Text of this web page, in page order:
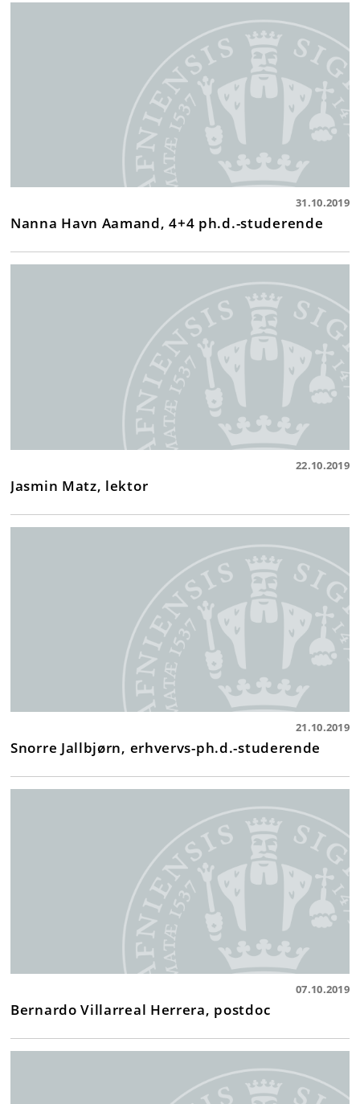
31.10.2019
Nanna Havn Aamand, 4+4 ph.d.-studerende
22.10.2019
Jasmin Matz, lektor
21.10.2019
Snorre Jallbjørn, erhvervs-ph.d.-studerende
07.10.2019
Bernardo Villarreal Herrera, postdoc